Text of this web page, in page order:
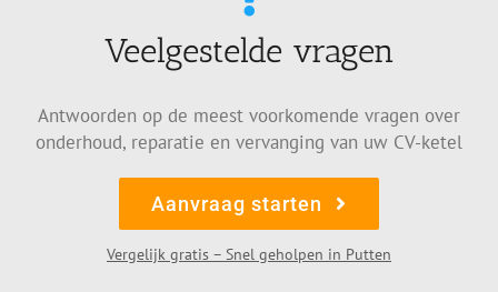
Veelgestelde vragen
Antwoorden op de meest voorkomende vragen over
onderhoud, reparatie en vervanging van uw CV-ketel
Aanvraag starten
Vergelijk gratis – Snel geholpen in Putten